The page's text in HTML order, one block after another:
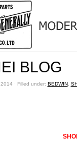
BLOG
ˑ Filled under: BEDWIN,